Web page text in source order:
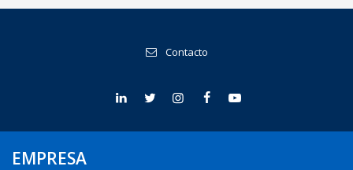
Contacto
EMPRESA